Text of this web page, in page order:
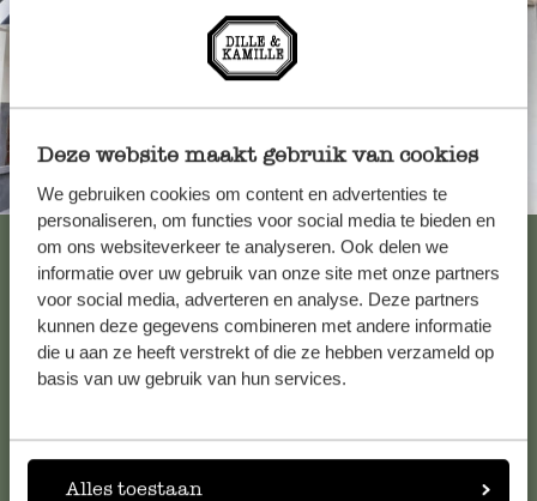
Deze website maakt gebruik van cookies
We gebruiken cookies om content en advertenties te
personaliseren, om functies voor social media te bieden en
om ons websiteverkeer te analyseren. Ook delen we
informatie over uw gebruik van onze site met onze partners
voor social media, adverteren en analyse. Deze partners
kunnen deze gegevens combineren met andere informatie
die u aan ze heeft verstrekt of die ze hebben verzameld op
basis van uw gebruik van hun services.
Alles toestaan
Toujours à proximité
Voir les 62 magasins
Service clientèle
veuillez contacter notre service clientèle. Ou retrouvez ici
nos réponses auxquestions les plus fréquemment posées.